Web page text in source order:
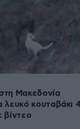
Μακεδονία
λευκό κουταβάκι 4
βίντεο